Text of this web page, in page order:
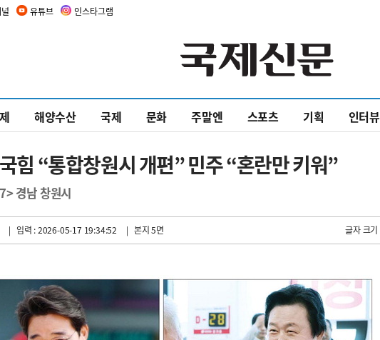
유튜브 인스타그램
해양수산 국제 문화 주말엔 스포츠 기획 인터뷰
힘 “통합창원시 개편” 민주 “혼란만 키워”
경남 창원시
| 입력 : 2026-05-17 19:34:52 | 본지 5면 글자 크기